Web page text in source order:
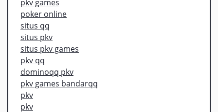
pkv games
poker online
situs qq
situs pkv
situs pkv games
pkv qq
dominoqq pkv
pkv games bandarqq
pkv
pkv